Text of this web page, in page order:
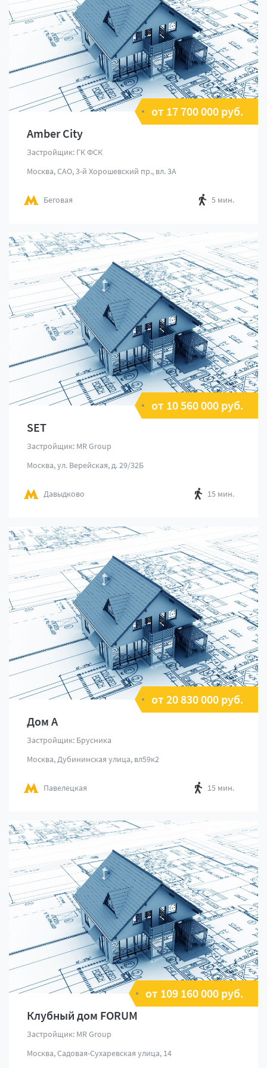
от 17 700 000 руб.
Amber City
Застройщик: ГК ФСК
Москва, САО, 3-й Хорошевский пр., вл. 3А
Беговая 5 мин.
от 10 560 000 руб.
SET
Застройщик: MR Group
Москва, ул. Верейская, д. 29/32Б
Давыдково 15 мин.
от 20 830 000 руб.
Дом А
Застройщик: Брусника
Москва, Дубининская улица, вл59к2
Павелецкая 15 мин.
от 109 160 000 руб.
Клубный дом FORUM
Застройщик: MR Group
Москва, Садовая-Сухаревская улица, 14